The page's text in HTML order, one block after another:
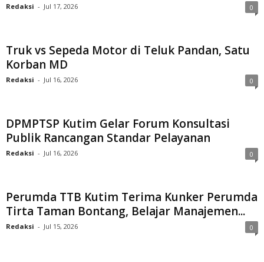
Redaksi - Jul 17, 2026 0
Truk vs Sepeda Motor di Teluk Pandan, Satu
Korban MD
Redaksi - Jul 16, 2026 0
DPMPTSP Kutim Gelar Forum Konsultasi
Publik Rancangan Standar Pelayanan
Redaksi - Jul 16, 2026 0
Perumda TTB Kutim Terima Kunker Perumda
Tirta Taman Bontang, Belajar Manajemen...
Redaksi - Jul 15, 2026 0